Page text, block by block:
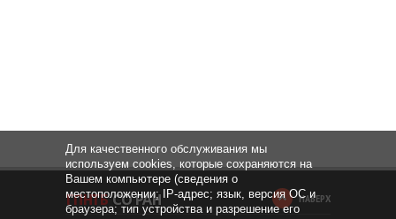
НАВЕРХ
Для качественного обслуживания мы
используем cookies, которые сохраняются на
Вашем компьютере (сведения о
местоположении; IP-адрес; язык, версия ОС и
браузера; тип устройства и разрешение его